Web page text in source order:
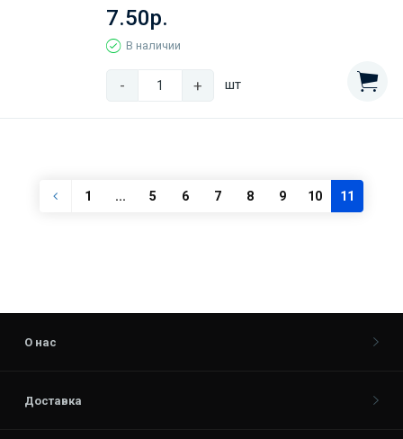
7.50р.
В наличии
- + шт
1 ... 5 6 7 8 9 10 11
О нас
Доставка